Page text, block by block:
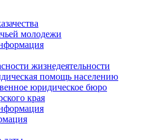
молодежи
жизнедеятельности
помощь населению
юридическое бюро
края